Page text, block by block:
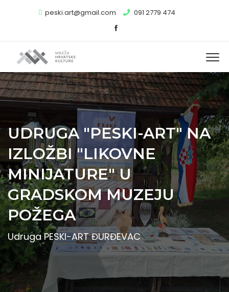
peski.art@gmail.com 091 2779 474
UDRUGA "PESKI-ART" NA
IZLOŽBI "LIKOVNE
MINIJATURE" U
GRADSKOM MUZEJU
POŽEGA
Udruga PESKI-ART ĐURĐEVAC